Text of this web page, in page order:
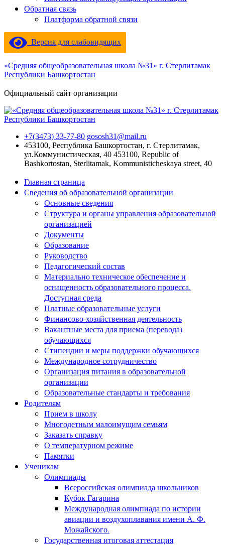
Обратная связь
Платформа обратной связи
Версия для слабовидящих
«Средняя общеобразовательная школа №31» г. Стерлитамак
Республики Башкортостан
Официальный сайт организации
+7(3473) 33-77-80 gososh31@mail.ru
453100, Республика Башкортостан, г. Стерлитамак,
ул.Коммунистическая, 40 453100, Republic of
Bashkortostan, Sterlitamak, Kommunisticheskaya street, 40
Главная страница
Сведения об образовательной организации
Основные сведения
Структура и органы управления образовательной
организацией
Документы
Образование
Руководство
Педагогический состав
Материально техническое обеспечение и
оснащенность образовательного процесса.
Доступная среда
Платные образовательные услуги
Финансово-хозяйственная деятельность
Вакантные места для приема (перевода)
обучающихся
Стипендии и меры поддержки обучающихся
Международное сотрудничество
Организация питания в образовательной
организации
Образовательные стандарты и требования
Родителям
Прием в школу
Многодетным малоимущим семьям
Заказать справку
О температурном режиме
Памятки
Ученикам
Олимпиады
Всероссийская олимпиада школьников
Кубок Гагарина
Международная олимпиада по истории
авиации и воздухоплавания имени А. Ф.
Можайского.
Государственная итоговая аттестация